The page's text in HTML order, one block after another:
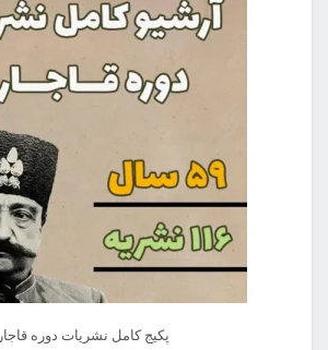
پکیج کامل نشریات دوره قاجار